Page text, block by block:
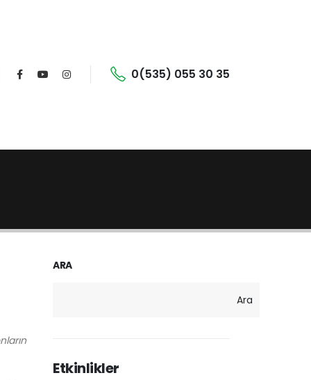
0(535) 055 30 35
ARA
Ara
Etkinlikler